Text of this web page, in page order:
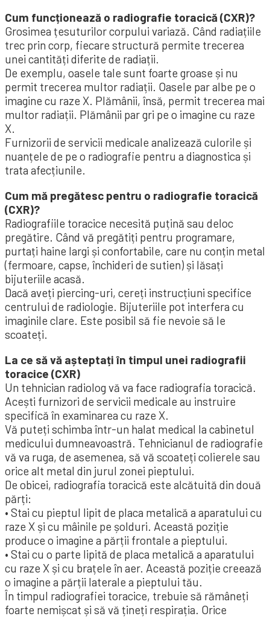
Cum funcționează o radiografie toracică (CXR)?
Grosimea țesuturilor corpului variază. Când radiațiile
trec prin corp, fiecare structură permite trecerea
unei cantități diferite de radiații.
De exemplu, oasele tale sunt foarte groase și nu
permit trecerea multor radiații. Oasele par albe pe o
imagine cu raze X. Plămânii, însă, permit trecerea mai
multor radiații. Plămânii par gri pe o imagine cu raze
X.
Furnizorii de servicii medicale analizează culorile și
nuanțele de pe o radiografie pentru a diagnostica și
trata afecțiunile.
Cum mă pregătesc pentru o radiografie toracică
(CXR)?
Radiografiile toracice necesită puțină sau deloc
pregătire. Când vă pregătiți pentru programare,
purtați haine largi și confortabile, care nu conțin metal
(fermoare, capse, închideri de sutien) și lăsați
bijuteriile acasă.
Dacă aveți piercing-uri, cereți instrucțiuni specifice
centrului de radiologie. Bijuteriile pot interfera cu
imaginile clare. Este posibil să fie nevoie să le
scoateți.
La ce să vă așteptați în timpul unei radiografii
toracice (CXR)
Un tehnician radiolog vă va face radiografia toracică.
Acești furnizori de servicii medicale au instruire
specifică în examinarea cu raze X.
Vă puteți schimba într-un halat medical la cabinetul
medicului dumneavoastră. Tehnicianul de radiografie
vă va ruga, de asemenea, să vă scoateți colierele sau
orice alt metal din jurul zonei pieptului.
De obicei, radiografia toracică este alcătuită din două
părți:
• Stai cu pieptul lipit de placa metalică a aparatului cu
raze X și cu mâinile pe șolduri. Această poziție
produce o imagine a părții frontale a pieptului.
• Stai cu o parte lipită de placa metalică a aparatului
cu raze X și cu brațele în aer. Această poziție creează
o imagine a părții laterale a pieptului tău.
În timpul radiografiei toracice, trebuie să rămâneți
foarte nemișcat și să vă țineți respirația. Orice